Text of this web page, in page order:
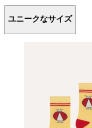
ユニークなサイズ